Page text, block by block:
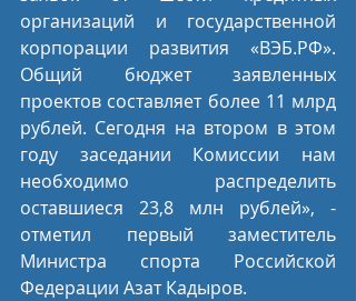
организаций и государственной
корпорации развития «ВЭБ.РФ».
Общий бюджет заявленных
проектов составляет более 11 млрд
рублей. Сегодня на втором в этом
году заседании Комиссии нам
необходимо распределить
оставшиеся 23,8 млн рублей», -
отметил первый заместитель
Министра спорта Российской
Федерации Азат Кадыров.